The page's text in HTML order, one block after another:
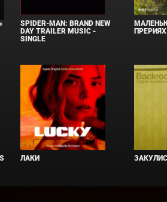
SPIDER-MAN: BRAND NEW
DAY TRAILER MUSIC -
SINGLE
ЛАКИ